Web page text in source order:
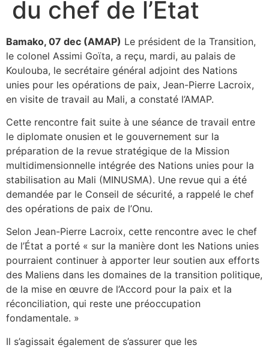
du chef de l’État
Bamako, 07 dec (AMAP) Le président de la Transition,
le colonel Assimi Goïta, a reçu, mardi, au palais de
Koulouba, le secrétaire général adjoint des Nations
unies pour les opérations de paix, Jean-Pierre Lacroix,
en visite de travail au Mali, a constaté l’AMAP.
Cette rencontre fait suite à une séance de travail entre
le diplomate onusien et le gouvernement sur la
préparation de la revue stratégique de la Mission
multidimensionnelle intégrée des Nations unies pour la
stabilisation au Mali (MINUSMA). Une revue qui a été
demandée par le Conseil de sécurité, a rappelé le chef
des opérations de paix de l’Onu.
Selon Jean-Pierre Lacroix, cette rencontre avec le chef
de l’État a porté « sur la manière dont les Nations unies
pourraient continuer à apporter leur soutien aux efforts
des Maliens dans les domaines de la transition politique,
de la mise en œuvre de l’Accord pour la paix et la
réconciliation, qui reste une préoccupation
fondamentale. »
Il s’agissait également de s’assurer que les